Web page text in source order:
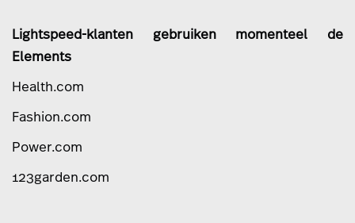
Lightspeed-klanten gebruiken momenteel de
Elements
Health.com
Fashion.com
Power.com
123garden.com